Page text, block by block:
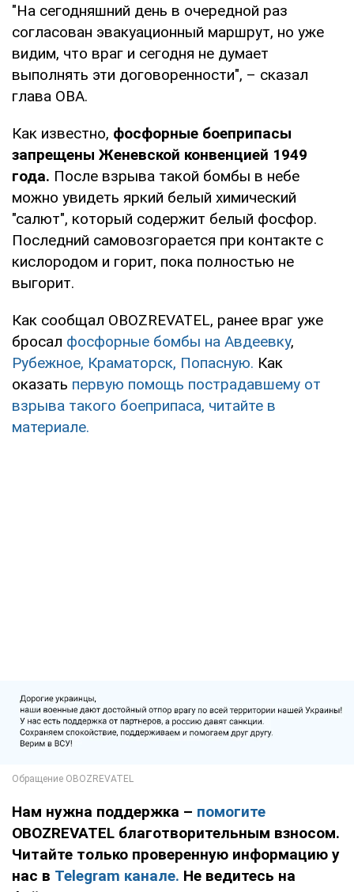
"На сегодняшний день в очередной раз
согласован эвакуационный маршрут, но уже
видим, что враг и сегодня не думает
выполнять эти договоренности", – сказал
глава ОВА.
Как известно, фосфорные боеприпасы
запрещены Женевской конвенцией 1949
года. После взрыва такой бомбы в небе
можно увидеть яркий белый химический
"салют", который содержит белый фосфор.
Последний самовозгорается при контакте с
кислородом и горит, пока полностью не
выгорит.
Как сообщал OBOZREVATEL, ранее враг уже
бросал фосфорные бомбы на Авдеевку,
Рубежное, Краматорск, Попасную. Как
оказать первую помощь пострадавшему от
взрыва такого боеприпаса, читайте в
материале.
Нам нужна поддержка – помогите
OBOZREVATEL благотворительным взносом.
Читайте только проверенную информацию у
нас в Telegram канале. Не ведитесь на